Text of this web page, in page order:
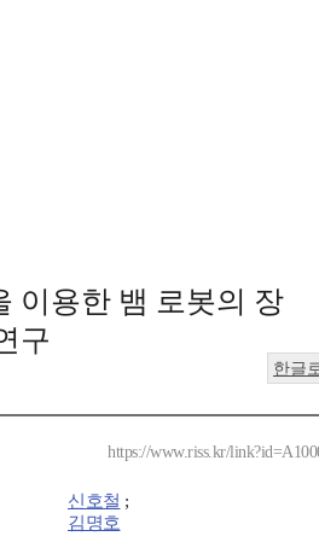
이용한 뱀 로봇의 장
구
한글
https://www.riss.kr/
신호철 ;
김명호